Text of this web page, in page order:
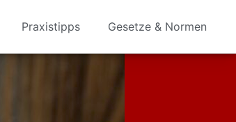
Praxistipps Gesetze & Normen